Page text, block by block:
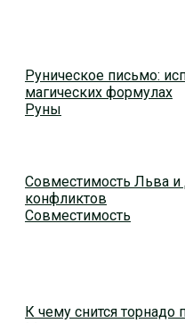
Руническое письмо:
магических формулах
Руны
Совместимость Льва
конфликтов
Совместимость
К чему снится торнадо